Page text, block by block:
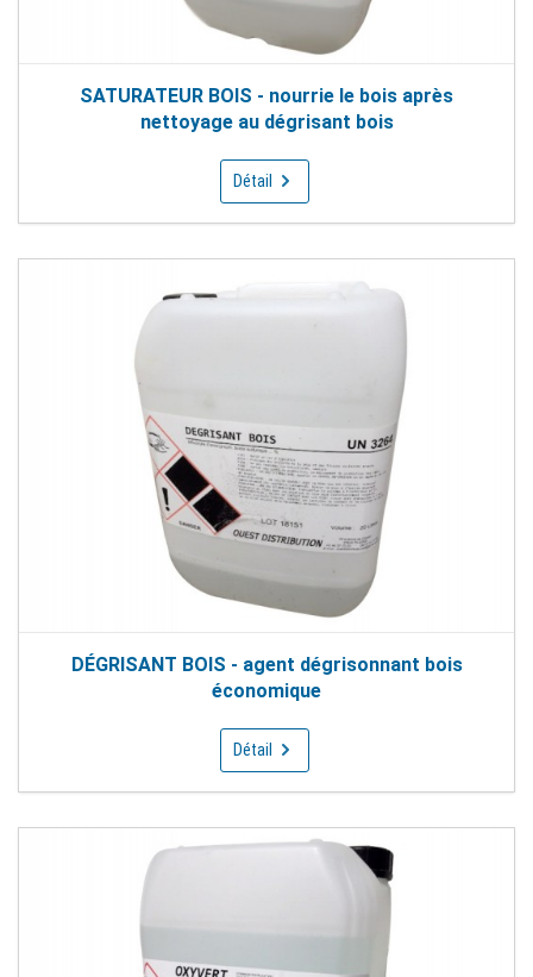
SATURATEUR BOIS - nourrie le bois après
nettoyage au dégrisant bois
Détail
DÉGRISANT BOIS - agent dégrisonnant bois
économique
Détail